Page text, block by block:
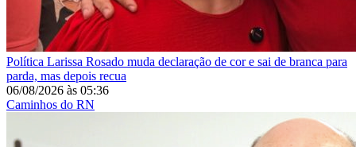
Política Larissa Rosado muda declaração de cor e sai de branca para
parda, mas depois recua
06/08/2026 às 05:36
Caminhos do RN